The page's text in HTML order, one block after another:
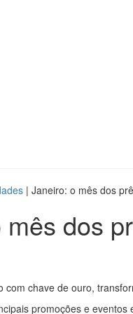
| Janeiro: o mês dos
dos
com chave de ouro,
promoções e